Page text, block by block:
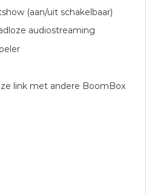
(aan/uit schakelbaar)
audiostreaming
link met andere BoomBox